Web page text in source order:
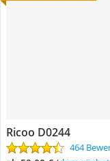
Ricoo D0244
464